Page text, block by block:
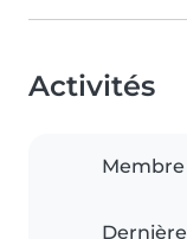
Activités